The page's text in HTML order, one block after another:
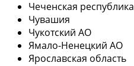
Чеченская республика
Чувашия
Чукотский АО
Ямало-Ненецкий АО
Ярославская область